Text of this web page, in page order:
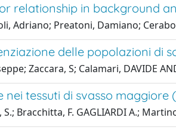
relationship in background
Adriano; Preatoni, Damiano;
delle popolazioni di
Zaccara, S; Calamari, DAVIDE
nei tessuti di svasso maggiore
Bracchitta, F. GAGLIARDI A.;